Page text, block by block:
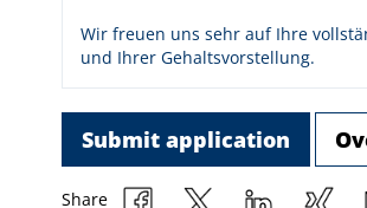
Wir freuen uns sehr auf Ihre
und Ihrer Gehaltsvorstellung.
Submit application
Share